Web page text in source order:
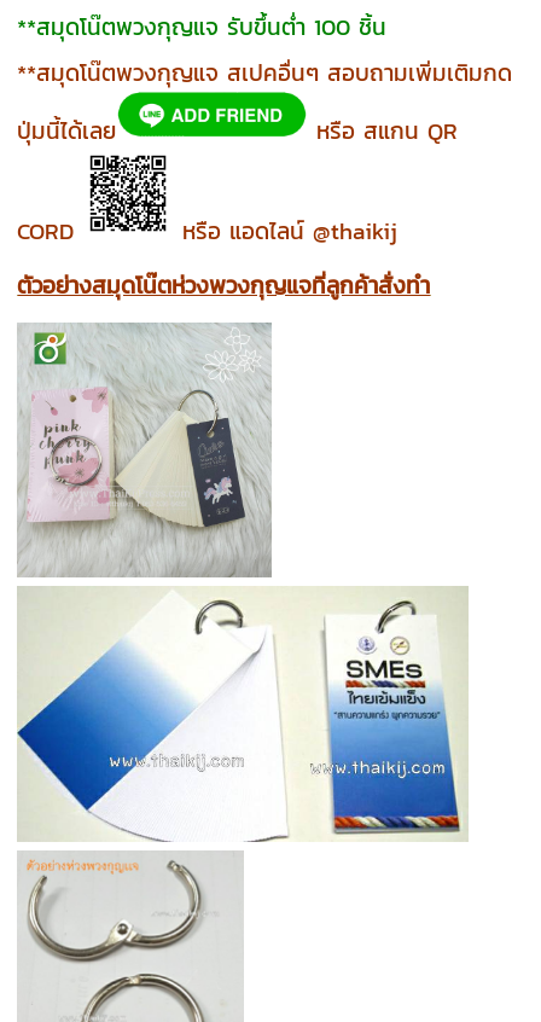
**สมุดโน๊ตพวงกุญแจ รับขึ้นต่ำ 100 ชิ้น
**สมุดโน๊ตพวงกุญแจ สเปคอื่นๆ สอบถามเพิ่มเติมกด
ปุ่มนี้ได้เลย
หรือ สแกน QR
CORD
หรือ แอดไลน์ @thaikij
ตัวอย่างสมุดโน๊ตห่วงพวงกุญแจที่ลูกค้าสั่งทำ